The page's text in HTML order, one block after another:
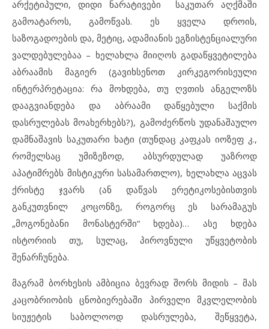
არქეტიპული, დიდი ნარატივები საკუთარ აღქმაში
გამოატაროს, გამოწვას. ეს ყველა დროის,
საზოგადოების და, მეტიც, ადამიანის ეგზისტენციალური
ვალდებულებაა – ხელახლა მიიღოს გადაწყვეტილება
აბრაამის მაგიერ (გავიხსენოთ კირკეგორისეული
ინტერპრეტაცია: რა მოხდება, თუ ღვთის ანგელოზს
დააგვიანდება და აბრაამი დაწყებული საქმის
დასრულებას მოახერხებს?), გამოძერწოს უდანაშაულო
დამნაშავის საკუთარი ხატი (თუნდაც კაფკას იოზეფ კ.,
რომელსაც უმიზეზოდ, აბსურდულად უაზროდ
აპატიმრებს მისტიკური სასამართლო), ხელახლა აცვას
ქრისტე ჯვარს (ან დაწვას ერეტიკოსებისთვის
განკუთვნილ კოცონზე, როგორც ეს სარამაგუს
„მოგონებანი მონასტერში“ ხდება)… ასე ხდება
ისტორიის თუ, სულაც, პიროვნული უწყვეტობის
შენარჩუნება.
მაგრამ ბორხესის ამბიცია ბევრად შორს მიდის – მას
კაცობრიობის ცნობიერებაში პირველი მკვლელობის
სიუჟეტის საბოლოოდ დასრულება, შეწყვეტა,